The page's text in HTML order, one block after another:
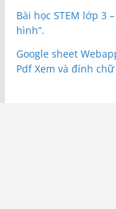
Bài học STEM lớp 3
hình”.
Google sheet
Pdf Xem và đính chữ